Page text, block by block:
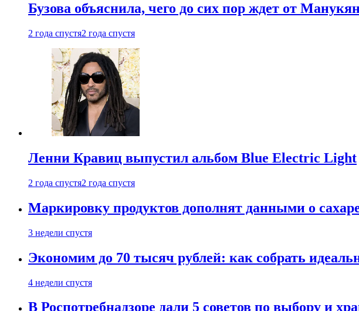
Бузова объяснила, чего до сих пор ждет от
2 года спустя2 года спустя
Ленни Кравиц выпустил альбом Blue Electric Light
2 года спустя2 года спустя
Маркировку продуктов дополнят данными о
3 недели спустя
Экономим до 70 тысяч рублей: как собрать
4 недели спустя
В Роспотребнадзоре дали 5 советов по выбору и